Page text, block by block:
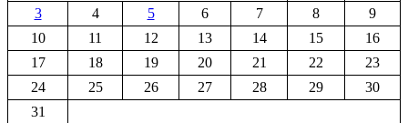
3 4 5 6 7 8
9
10
11 12 13 14 15
16
17
18 19 20 21 22
23
24
25 26 27 28 29
30
31